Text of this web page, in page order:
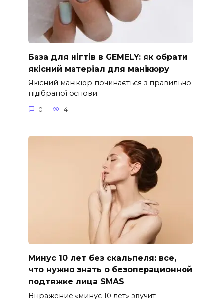
База для нігтів в GEMELY: як обрати
якісний матеріал для манікюру
Якісний манікюр починається з правильно
підібраної основи.
0 4
Минус 10 лет без скальпеля: все,
что нужно знать о безоперационной
подтяжке лица SMAS
Выражение «минус 10 лет» звучит